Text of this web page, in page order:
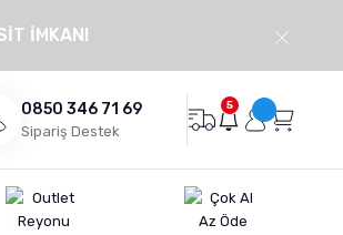
İMKANI
0850 346 71 69
Sipariş Destek
5